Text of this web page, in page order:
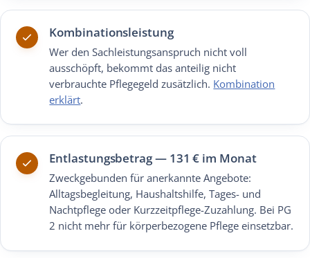
Kombinationsleistung
Wer den Sachleistungsanspruch nicht voll
ausschöpft, bekommt das anteilig nicht
verbrauchte Pflegegeld zusätzlich. Kombination
erklärt.
Entlastungsbetrag — 131 € im Monat
Zweckgebunden für anerkannte Angebote:
Alltagsbegleitung, Haushaltshilfe, Tages- und
Nachtpflege oder Kurzzeitpflege-Zuzahlung. Bei PG
2 nicht mehr für körperbezogene Pflege einsetzbar.